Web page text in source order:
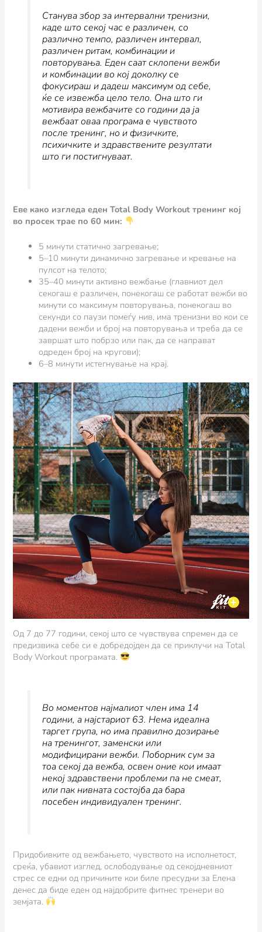
Станува збор за интервални тренизни,
каде што секој час е различен, со
различно темпо, различен интервал,
различен ритам, комбинации и
повторувања. Еден саат склопени вежби
и комбинации во кој доколку се
фокусираш и дадеш максимум од себе,
ќе се извежба цело тело. Она што ги
мотивира вежбачите со години да ја
вежбаат оваа програма е чувството
после тренинг, но и физичките,
психичките и здравствените резултати
што ги постигнуваат.
Еве како изгледа еден Total Body Workout тренинг кој
во просек трае по 60 мин:
5 минути статично загревање;
5–10 минути динамично загревање и кревање на
пулсот на телото;
35–40 минути активно вежбање (главниот дел
секогаш е различен, понекогаш се работат вежби во
минути со максимум повторувања, понекогаш во
секунди со паузи помеѓу нив, има тренизни во кои се
дадени вежби и број на повторувања и треба да се
завршат што побрзо или пак, да се направат
одреден број на кругови);
6–8 минути истегнување на крај.
Од 7 до 77 години, секој што се чувствува спремен да се
предизвика себе си е добредојден да се приклучи на Total
Body Workout програмата.
Во моментов најмалиот член има 14
години, а најстариот 63. Нема идеална
таргет група, но има правилно дозирање
на тренингот, заменски или
модифицирани вежби. Поборник сум за
тоа секој да вежба, освен оние кои имаат
некој здравствени проблеми па не смеат,
или пак нивната состојба да бара
посебен индивидуален тренинг.
Придобивките од вежбањето, чувството на исполнетост,
среќа, убавиот изглед, ослободување од секојдневниот
стрес се едни од причините кои биле пресудни за Елена
денес да биде еден од најдобрите фитнес тренери во
земјата.